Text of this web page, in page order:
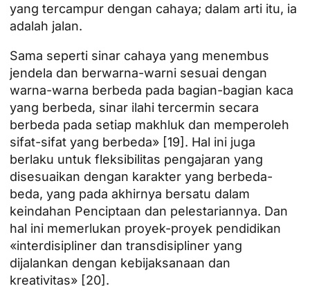
yang tercampur dengan cahaya; dalam arti itu, ia
adalah jalan.
Sama seperti sinar cahaya yang menembus
jendela dan berwarna-warni sesuai dengan
warna-warna berbeda pada bagian-bagian kaca
yang berbeda, sinar ilahi tercermin secara
berbeda pada setiap makhluk dan memperoleh
sifat-sifat yang berbeda» [19]. Hal ini juga
berlaku untuk fleksibilitas pengajaran yang
disesuaikan dengan karakter yang berbeda-
beda, yang pada akhirnya bersatu dalam
keindahan Penciptaan dan pelestariannya. Dan
hal ini memerlukan proyek-proyek pendidikan
«interdisipliner dan transdisipliner yang
dijalankan dengan kebijaksanaan dan
kreativitas» [20].